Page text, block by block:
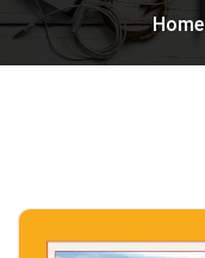
Home